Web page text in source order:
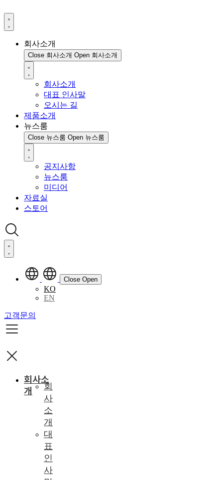
회사소개
Close 회사소개 Open 회사소개
회사소개
대표 인사말
오시는 길
제품소개
뉴스룸
Close 뉴스룸 Open 뉴스룸
공지사항
뉴스룸
미디어
자료실
스토어
Close Open
KO
EN
고객문의
회사소
개
회
사
소
개
대
표
인
사